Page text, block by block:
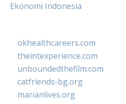
Ekonomi Indonesia
okhealthcareers.com
theintexperience.com
unboundedthefilm.com
catfriends-bg.org
marianlives.org